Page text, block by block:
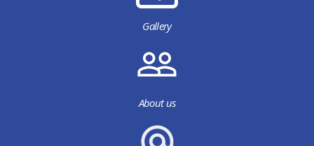
Gallery
About us